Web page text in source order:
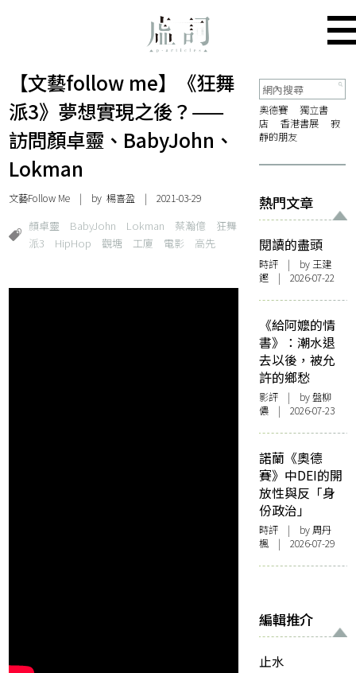
【文藝follow me】《狂舞
派3》夢想實現之後？——
訪問顏卓靈、BabyJohn、
Lokman
文藝Follow Me | by楊喜盈 | 2021-03-29
顏卓靈​ BabyJohn​ Lokman​ 蔡瀚億​
狂舞
派3​
HipHop​ 觀塘​ 工廈​ 電影​ 高先​
奧德賽
獨立書
店
香港書展
寂
靜的朋友
熱門文章
閱讀的盡頭
時評 | by 王建
鏗 | 2026-07-22
《給阿嬤的情
書》：潮水退
去以後，被允
許的鄉愁
影評 | by 盤柳
儂 | 2026-07-23
諾蘭《奧德
賽》中DEI的開
放性與反「身
份政治」
時評 | by周丹
楓 | 2026-07-29
編輯推介
止水